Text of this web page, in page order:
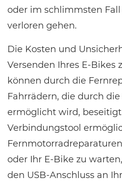
oder im schlimmsten
verloren gehen.
Die Kosten und
Versenden Ihres E-Bikes
können durch die
Fahrrädern, die durch
ermöglicht wird,
Verbindungstool
oder Ihr E-Bike zu
den USB-Anschluss an